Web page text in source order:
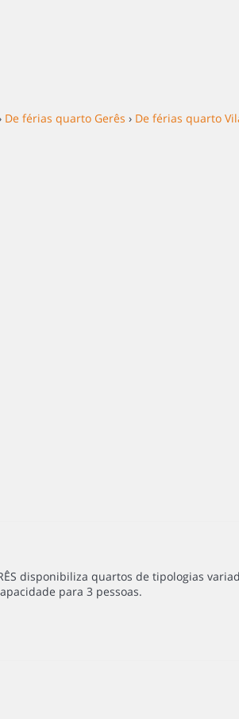
De férias quarto Gerês › De férias quarto
disponibiliza quartos de tipologias
para 3 pessoas.